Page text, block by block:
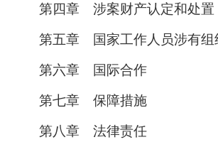
第四章 涉案财产认定和处置
第五章 国家工作人员涉有组
第六章 国际合作
第七章 保障措施
第八章 法律责任